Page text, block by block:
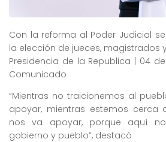
Con la reforma al Poder Judicial
la elección de jueces, magistrados
Presidencia de la Republica | 04
Comunicado
“Mientras no traicionemos al
apoyar, mientras estemos cerca
nos va apoyar, porque aquí
gobierno y pueblo”, destacó